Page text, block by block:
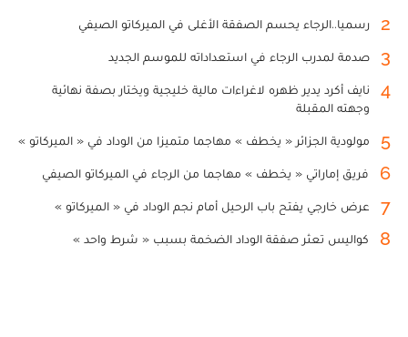
2 رسميا..الرجاء يحسم الصفقة الأغلى في الميركاتو الصيفي
3 صدمة لمدرب الرجاء في استعداداته للموسم الجديد
4
نايف أكرد يدير ظهره لاغراءات مالية خليجية ويختار بصفة نهائية
وجهته المقبلة
5 مولودية الجزائر « يخطف » مهاجما متميزا من الوداد في « الميركاتو »
6 فريق إماراتي « يخطف » مهاجما من الرجاء في الميركاتو الصيفي
7 عرض خارجي يفتح باب الرحيل أمام نجم الوداد في « الميركاتو »
8 كواليس تعثر صفقة الوداد الضخمة بسبب « شرط واحد »